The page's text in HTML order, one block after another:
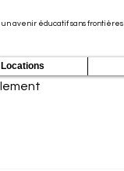
avenir éducatif sans frontières
Locations